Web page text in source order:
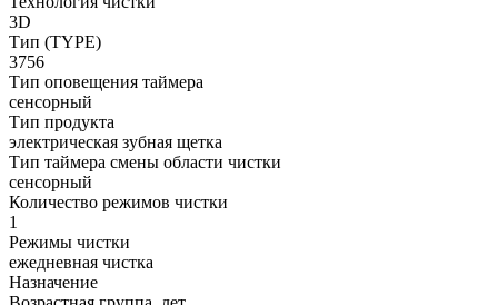
3D
Тип (TYPE)
3756
Тип оповещения таймера
сенсорный
Тип продукта
электрическая зубная щетка
Тип таймера смены области чистки
сенсорный
Количество режимов чистки
1
Режимы чистки
ежедневная чистка
Назначение